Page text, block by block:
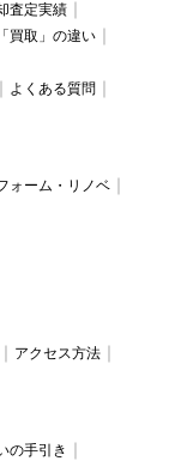
査定実績
買取」の違い
よくある質問
ォーム・リノベ
アクセス方法
の手引き